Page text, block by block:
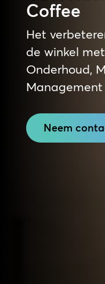
Coffee
Het
de winkel
Onderhoud,
Neem